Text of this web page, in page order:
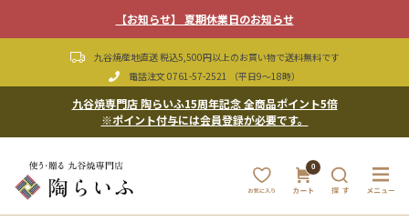
【お知らせ】 夏期休業日のお知らせ
九谷焼産地直送 税込5,500円以上のお買い物で送料無料です
電話注文 0761-57-2521 （平日9〜18時）
九谷焼専門店 陶らいふ15周年記念 全商品ポイント5倍
※ポイント付与には会員登録が必要です。
0